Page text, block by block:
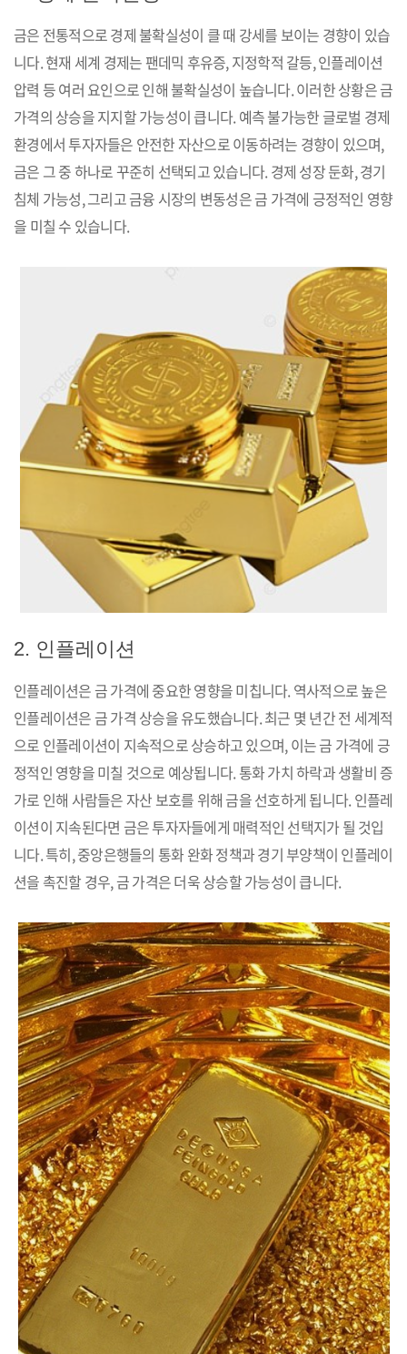
금은 전통적으로 경제 불확실성이 클 때 강세를 보이는 경향이 있습
니다. 현재 세계 경제는 팬데믹 후유증, 지정학적 갈등, 인플레이션
압력 등 여러 요인으로 인해 불확실성이 높습니다. 이러한 상황은 금
가격의 상승을 지지할 가능성이 큽니다. 예측 불가능한 글로벌 경제
환경에서 투자자들은 안전한 자산으로 이동하려는 경향이 있으며,
금은 그 중 하나로 꾸준히 선택되고 있습니다. 경제 성장 둔화, 경기
침체 가능성, 그리고 금융 시장의 변동성은 금 가격에 긍정적인 영향
을 미칠 수 있습니다.
2. 인플레이션
인플레이션은 금 가격에 중요한 영향을 미칩니다. 역사적으로 높은
인플레이션은 금 가격 상승을 유도했습니다. 최근 몇 년간 전 세계적
으로 인플레이션이 지속적으로 상승하고 있으며, 이는 금 가격에 긍
정적인 영향을 미칠 것으로 예상됩니다. 통화 가치 하락과 생활비 증
가로 인해 사람들은 자산 보호를 위해 금을 선호하게 됩니다. 인플레
이션이 지속된다면 금은 투자자들에게 매력적인 선택지가 될 것입
니다. 특히, 중앙은행들의 통화 완화 정책과 경기 부양책이 인플레이
션을 촉진할 경우, 금 가격은 더욱 상승할 가능성이 큽니다.